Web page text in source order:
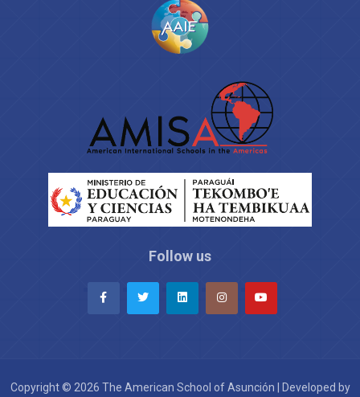
Follow us
Copyright © 2026 The American School of Asunción | Developed by